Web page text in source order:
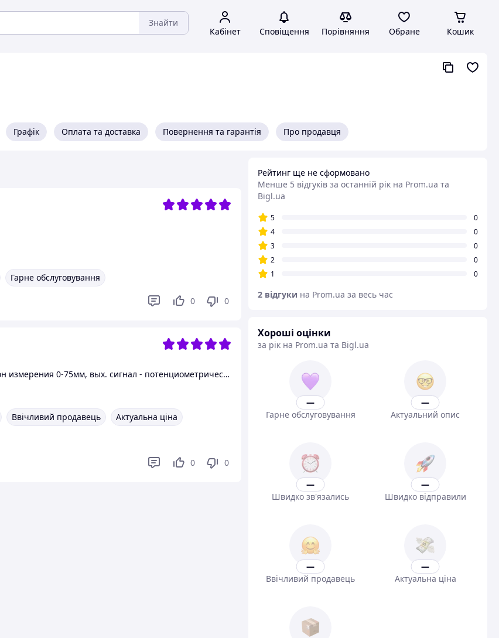
Знайти
Кабінет Сповіщення Порівняння Обране Кошик
Графік Оплата та доставка Повернення та гарантія Про продавця
Гарне обслуговування
0 0
Потенциометрический датчик перемещения серии LTM, диапазон измерения 0-75мм, вых. сигнал - потенциометрический, резистор 5кОм
Ввічливий продавець
Актуальна ціна
0 0
Рейтинг ще не сформовано
Менше 5 відгуків за останній рік на Prom.ua та
Bigl.ua
5
0
4
0
3
0
2
0
1
0
2 відгуки на Prom.ua за весь час
Хороші оцінки
за рік на Prom.ua та Bigl.ua
—
Гарне обслуговування
—
Актуальний опис
—
Швидко зв'язались
—
Швидко відправили
—
Ввічливий продавець
—
Актуальна ціна